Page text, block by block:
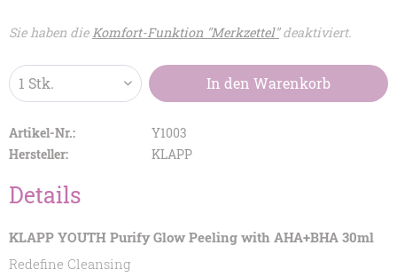
Sie haben dieKomfort-Funktion "Merkzettel"deaktiviert.
In den Warenkorb
Artikel-Nr.:
Y1003
Hersteller:
KLAPP
Details
KLAPP YOUTH Purify Glow Peeling with AHA+BHA 30ml
Redefine Cleansing